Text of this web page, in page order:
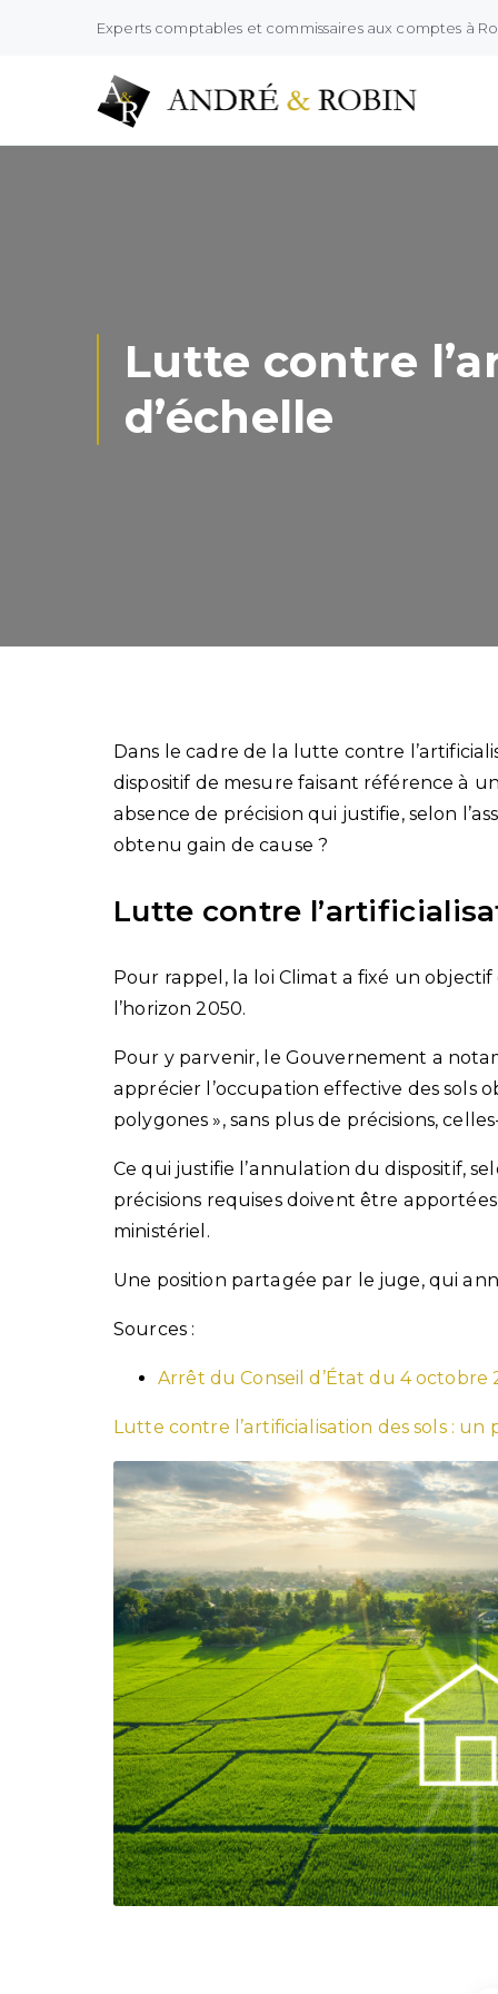
Experts comptables et commissaires aux comptes à
Lutte contre
d’échelle
Dans le cadre de la lutte contre
dispositif de mesure faisant référence à
absence de précision qui justifie, selon
obtenu gain de cause ?
Lutte contre
Pour rappel, la loi Climat a fixé un
l’horizon 2050.
Pour y parvenir, le Gouvernement a
apprécier l’occupation effective des sols
polygones », sans plus de précisions,
Ce qui justifie l’annulation du dispositif,
précisions requises doivent être
ministériel.
Une position partagée par le juge, qui
Sources :
Arrêt du Conseil d’État du 4 octobre
Lutte contre l’artificialisation des sols : un